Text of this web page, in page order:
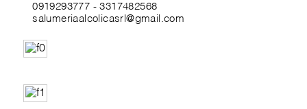
0919293777 -3317482568
salumeriaalcolicasrl@gmail.com